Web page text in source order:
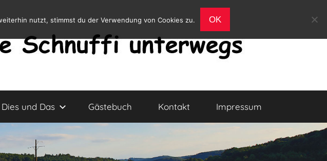
Dies und Das Gästebuch Kontakt Impressum
nutzt, stimmst du der Verwendung von Cookies zu. OK